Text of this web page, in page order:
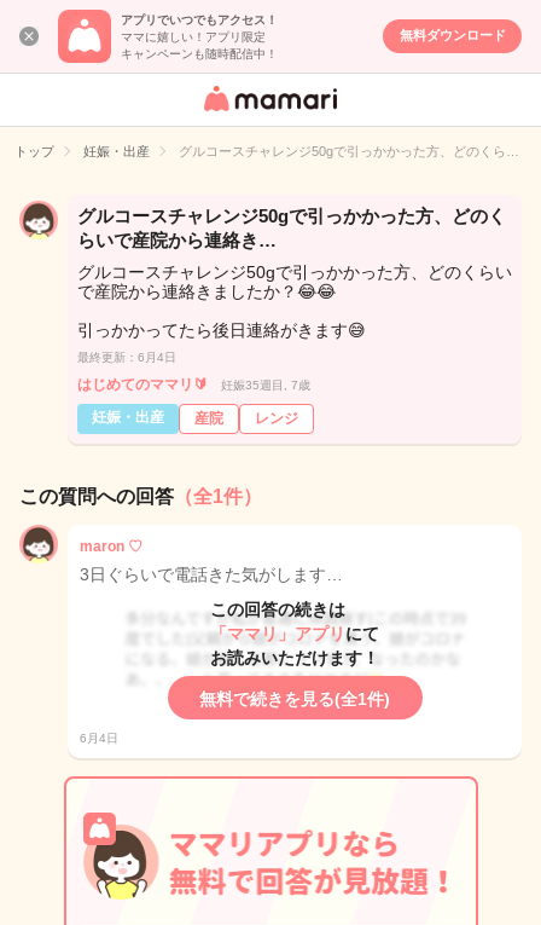
アプリでいつでもアクセス！
ママに嬉しい！アプリ限定
キャンペーンも随時配信中！
無料ダウンロード
女性専用匿名QA
イト
トップ 妊娠・出産 グルコースチャレンジ50gで引っかかった方、どのくら…
グルコースチャレンジ50gで引っかかった方、どのく
らいで産院から連絡き…
グルコースチャレンジ50gで引っかかった方、どのくらい
で産院から連絡きましたか？😂😂
引っかかってたら後日連絡がきます😅
最終更新：6月4日
はじめてのママリ🔰 妊娠35週目, 7歳
妊娠・出産 産院 レンジ
この質問への回答 （全1件）
maron ♡
3日ぐらいで電話きた気がします…
この回答の続きは
「ママリ」アプリ にて
お読みいただけます！
無料で続きを見る(全1件)
6月4日